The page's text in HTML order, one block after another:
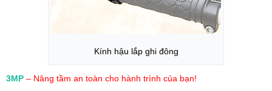
Kính hậu lắp ghi đông
3MP – Nâng tầm an toàn cho hành trình của bạn!